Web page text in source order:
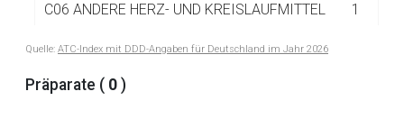
C06 ANDERE HERZ- UND KREISLAUFMITTEL 1
C07 BETA-ADRENOZEPTORANTAGONISTEN
Quelle: ATC-Index mit DDD-Angaben für Deutschland im Jahr 2026
Präparate ( 0 )